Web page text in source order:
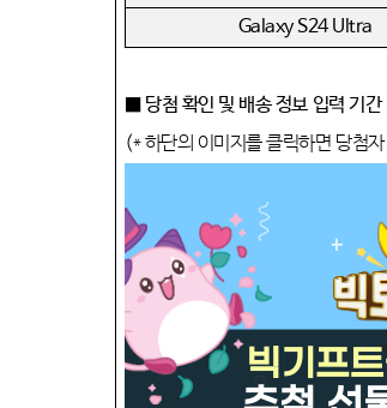
Galaxy S24 Ultra
■ 당첨 확인 및 배송 정보 입력 기간
(*하단의 이미지를 클릭하면 당첨